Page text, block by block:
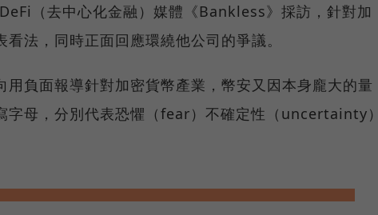
（去中心化金融）媒體《Bankless》採訪，針對加
法，同時正面回應環繞他公司的爭議。
用負面報導針對加密貨幣產業，幣安又因本身龐大的量
字母，分別代表恐懼（fear）不確定性（uncertainty